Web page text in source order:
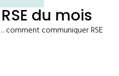
du mois
comment communiquer RSE